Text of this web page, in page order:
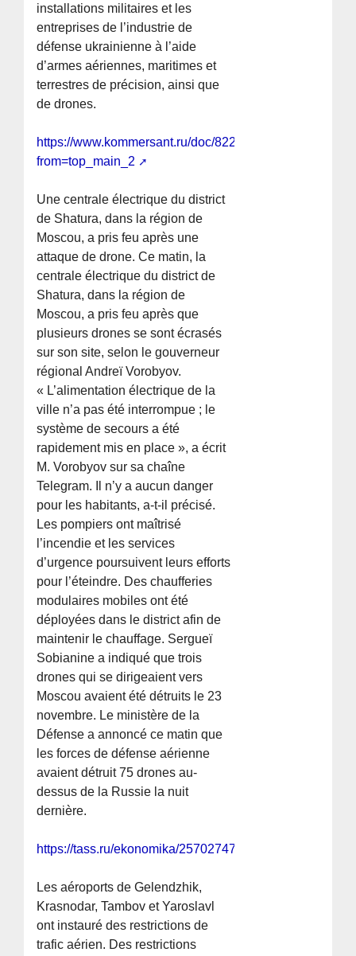
installations militaires et les
entreprises de l’industrie de
défense ukrainienne à l’aide
d’armes aériennes, maritimes et
terrestres de précision, ainsi que
de drones.
https://www.kommersant.ru/doc/8228426?
from=top_main_2
Une centrale électrique du district
de Shatura, dans la région de
Moscou, a pris feu après une
attaque de drone. Ce matin, la
centrale électrique du district de
Shatura, dans la région de
Moscou, a pris feu après que
plusieurs drones se sont écrasés
sur son site, selon le gouverneur
régional Andreï Vorobyov.
« L’alimentation électrique de la
ville n’a pas été interrompue ; le
système de secours a été
rapidement mis en place », a écrit
M. Vorobyov sur sa chaîne
Telegram. Il n’y a aucun danger
pour les habitants, a-t-il précisé.
Les pompiers ont maîtrisé
l’incendie et les services
d’urgence poursuivent leurs efforts
pour l’éteindre. Des chaufferies
modulaires mobiles ont été
déployées dans le district afin de
maintenir le chauffage. Sergueï
Sobianine a indiqué que trois
drones qui se dirigeaient vers
Moscou avaient été détruits le 23
novembre. Le ministère de la
Défense a annoncé ce matin que
les forces de défense aérienne
avaient détruit 75 drones au-
dessus de la Russie la nuit
dernière.
https://tass.ru/ekonomika/25702747
Les aéroports de Gelendzhik,
Krasnodar, Tambov et Yaroslavl
ont instauré des restrictions de
trafic aérien. Des restrictions